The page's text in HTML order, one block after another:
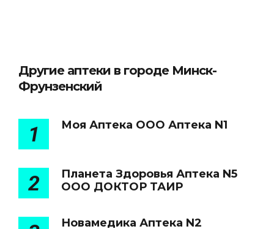
Другие аптеки в городе Минск-
Фрунзенский
1 Моя Аптека ООО Аптека N1
2
Планета Здоровья Аптека N5
ООО ДОКТОР ТАИР
Новамедика Аптека N2